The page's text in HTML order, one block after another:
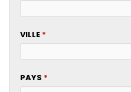
VILLE *
PAYS *